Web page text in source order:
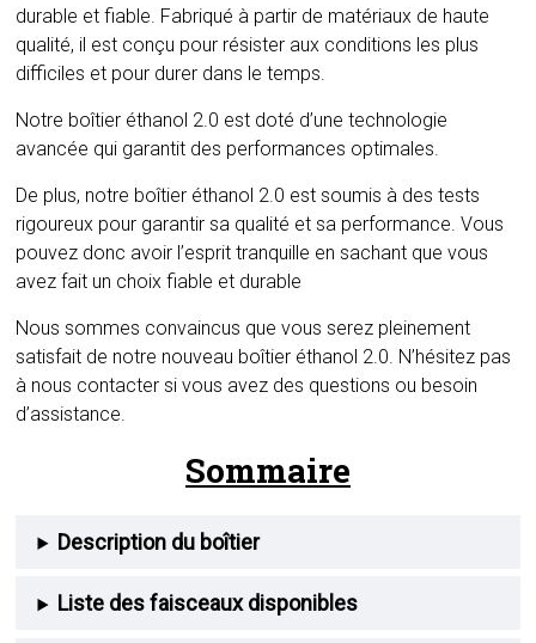
durable et fiable. Fabriqué à partir de matériaux de haute
qualité, il est conçu pour résister aux conditions les plus
difficiles et pour durer dans le temps.
Notre boîtier éthanol 2.0 est doté d’une technologie
avancée qui garantit des performances optimales.
De plus, notre boîtier éthanol 2.0 est soumis à des tests
rigoureux pour garantir sa qualité et sa performance. Vous
pouvez donc avoir l’esprit tranquille en sachant que vous
avez fait un choix fiable et durable
Nous sommes convaincus que vous serez pleinement
satisfait de notre nouveau boîtier éthanol 2.0. N’hésitez pas
à nous contacter si vous avez des questions ou besoin
d’assistance.
Sommaire
Description du boîtier
Liste des faisceaux disponibles